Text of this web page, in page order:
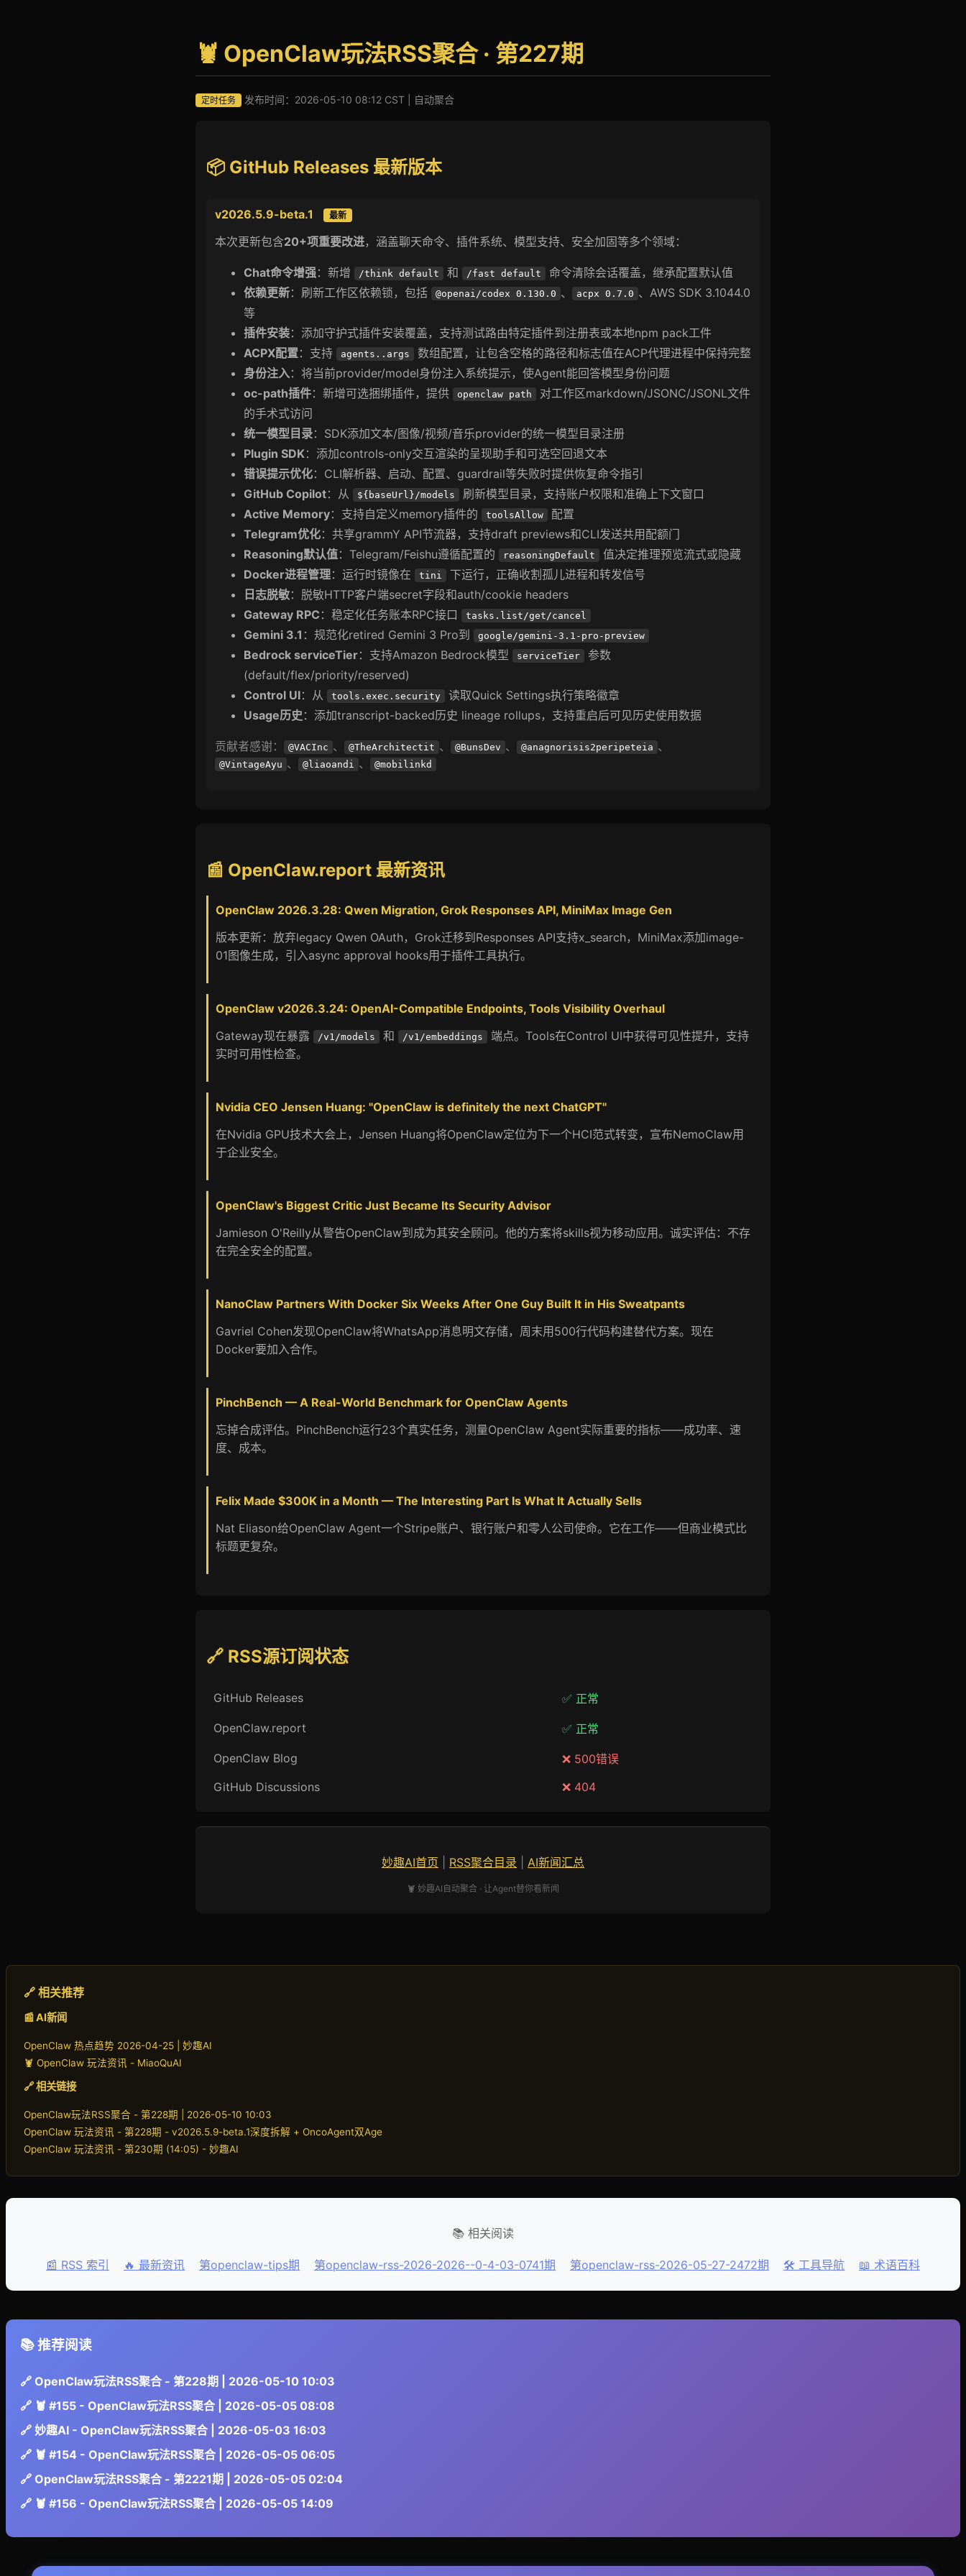
🦞 OpenClaw玩法RSS聚合 · 第227期
定时任务 发布时间：2026-05-10 08:12 CST | 自动聚合
📦 GitHub Releases 最新版本
v2026.5.9-beta.1 最新
本次更新包含20+项重要改进，涵盖聊天命令、插件系统、模型支持、安全加固等多个领域：
Chat命令增强 ：新增 /think default 和 /fast default
命令清除会话覆盖，继承配置默认值
依赖更新：刷新工作区依赖锁，包括 @openai/codex 0.130.0 、 acpx 0.7.0 、AWS SDK 3.1044.0
等
插件安装：添加守护式插件安装覆盖，支持测试路由特定插件到注册表或本地npm pack工件
ACPX配置：支持 agents. .args
数组配置，让包含空格的路径和标志值在ACP代理进程中保持完整
身份注入 ：将当前provider/model身份注入系统提示，使Agent能回答模型身份问题
oc-path插件：新增可选捆绑插件，提供 openclaw path
对工作区markdown/JSONC/JSONL文件
的手术式访问
统一模型目录：SDK添加文本/图像/视频/音乐provider的统一模型目录注册
Plugin SDK：添加controls-only交互渲染的呈现助手和可选空回退文本
错误提示优化：CLI解析器、启动、配置、guardrail等失败时提供恢复命令指引
GitHub Copilot：从 ${baseUrl}/models
刷新模型目录，支持账户权限和准确上下文窗口
Active Memory：支持自定义memory插件的 toolsAllow
配置
Telegram优化：共享grammY API节流器，支持draft previews和CLI发送共用配额门
Reasoning默认值：Telegram/Feishu遵循配置的 reasoningDefault
值决定推理预览流式或隐藏
Docker进程管理：运行时镜像在 tini
下运行，正确收割孤儿进程和转发信号
日志脱敏：脱敏HTTP客户端secret字段和auth/cookie headers
Gateway RPC ：稳定化任务账本RPC接口 tasks.list/get/cancel
Gemini 3.1 ：规范化retired Gemini 3 Pro到 google/gemini-3.1-pro-preview
Bedrock serviceTier：支持Amazon Bedrock模型 serviceTier
参数
(default/flex/priority/reserved)
Control UI：从 tools.exec.security
读取Quick Settings执行策略徽章
Usage历史 ：添加transcript-backed历史 lineage rollups，支持重启后可见历史使用数据
贡献者感谢： @VACInc 、 @TheArchitectit 、 @BunsDev 、 @anagnorisis2peripeteia 、
@VintageAyu 、 @liaoandi 、 @mobilinkd
📰 OpenClaw.report 最新资讯
OpenClaw 2026.3.28: Qwen Migration, Grok Responses API, MiniMax Image Gen
版本更新：放弃legacy Qwen OAuth，Grok迁移到Responses API支持x_search，MiniMax添加image-
01图像生成，引入async approval hooks用于插件工具执行。
OpenClaw v2026.3.24: OpenAI-Compatible Endpoints, Tools Visibility Overhaul
Gateway现在暴露
/v1/models 和 /v1/embeddings
端点。Tools在Control UI中获得可见性提升，支持
实时可用性检查。
Nvidia CEO Jensen Huang: "OpenClaw is definitely the next ChatGPT"
在Nvidia GPU技术大会上，Jensen Huang将OpenClaw定位为下一个HCI范式转变，宣布NemoClaw用
于企业安全。
OpenClaw's Biggest Critic Just Became Its Security Advisor
Jamieson O'Reilly从警告OpenClaw到成为其安全顾问。他的方案将skills视为移动应用。诚实评估：不存
在完全安全的配置。
NanoClaw Partners With Docker Six Weeks After One Guy Built It in His Sweatpants
Gavriel Cohen发现OpenClaw将WhatsApp消息明文存储，周末用500行代码构建替代方案。现在
Docker要加入合作。
PinchBench — A Real-World Benchmark for OpenClaw Agents
忘掉合成评估。PinchBench运行23个真实任务，测量OpenClaw Agent实际重要的指标——成功率、速
度、成本。
Felix Made $300K in a Month — The Interesting Part Is What It Actually Sells
Nat Eliason给OpenClaw Agent一个Stripe账户、银行账户和零人公司使命。它在工作——但商业模式比
标题更复杂。
🔗 RSS源订阅状态
GitHub Releases ✅ 正常
OpenClaw.report ✅ 正常
OpenClaw Blog
❌ 500错误
GitHub Discussions
❌ 404
妙趣AI首页 RSS聚合目录 AI新闻汇总
🦞 妙趣AI自动聚合 · 让Agent替你看新闻
🔗 相关推荐
📰 AI新闻
OpenClaw 热点趋势 2026-04-25 | 妙趣AI
🦞 OpenClaw 玩法资讯 - MiaoQuAI
🔗 相关链接
OpenClaw玩法RSS聚合 - 第228期 | 2026-05-10 10:03
OpenClaw 玩法资讯 - 第228期 - v2026.5.9-beta.1深度拆解 + OncoAgent双Age
OpenClaw 玩法资讯 - 第230期 (14:05) - 妙趣AI
📚 相关阅读
📰 RSS 索引 🔥 最新资讯 第openclaw-tips期 第openclaw-rss-2026-2026--0-4-03-0741期 第openclaw-rss-2026-05-27-2472期 🛠️ 工具导航 📖 术语百科
📚 推荐阅读
🔗 OpenClaw玩法RSS聚合 - 第228期 | 2026-05-10 10:03
🔗 🦞 #155 - OpenClaw玩法RSS聚合 | 2026-05-05 08:08
🔗 妙趣AI - OpenClaw玩法RSS聚合 | 2026-05-03 16:03
🔗 🦞 #154 - OpenClaw玩法RSS聚合 | 2026-05-05 06:05
🔗 OpenClaw玩法RSS聚合 - 第2221期 | 2026-05-05 02:04
🔗 🦞 #156 - OpenClaw玩法RSS聚合 | 2026-05-05 14:09